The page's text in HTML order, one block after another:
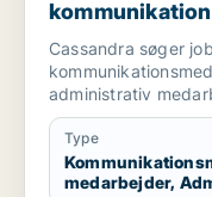
medarbejder /
/ receptionist /
Cassandra søger
administrativ
Type
medarbejder,